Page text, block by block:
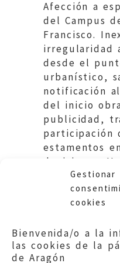
Gestionar
cookies
Bienvenida/o a la
las cookies de la
de Aragón
Afección a
del Campus
Francisco.
irregularidad
desde el
urbanístico,
notificación
del inicio
publicidad,
participación
estamentos
decisiones.
Zaragoza.